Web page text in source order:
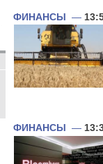
ФИНАНСЫ —
ФИНАНСЫ —